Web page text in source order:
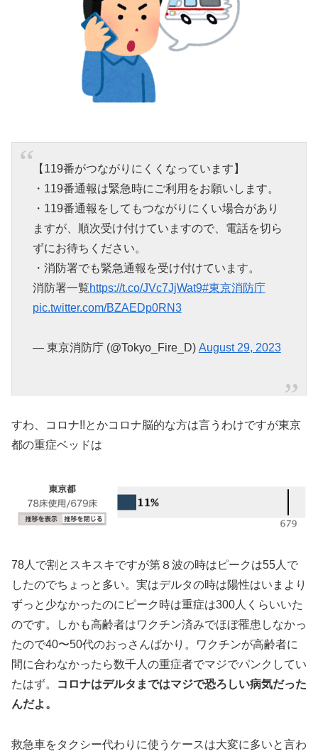
【119番がつながりにくくなっています】
・119番通報は緊急時にご利用をお願いします。
・119番通報をしてもつながりにくい場合があり
ますが、順次受け付けていますので、電話を切ら
ずにお待ちください。
・消防署でも緊急通報を受け付けています。
消防署一覧https://t.co/JVc7JjWat9#東京消防庁
pic.twitter.com/BZAEDp0RN3
— 東京消防庁 (@Tokyo_Fire_D) August 29, 2023
すわ、コロナ!!とかコロナ脳的な方は言うわけですが東京
都の重症ベッドは
78人で割とスキスキですが第８波の時はピークは55人で
したのでちょっと多い。実はデルタの時は陽性はいまより
ずっと少なかったのにピーク時は重症は300人くらいいた
のです。しかも高齢者はワクチン済みでほぼ罹患しなかっ
たので40〜50代のおっさんばかり。ワクチンが高齢者に
間に合わなかったら数千人の重症者でマジでパンクしてい
たはず。
コロナはデルタまではマジで恐ろしい病気だった
んだよ。
救急車をタクシー代わりに使うケースは大変に多いと言わ